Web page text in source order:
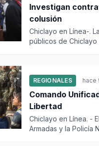
Investigan
colusión
Chiclayo en Línea-.
públicos de Chiclayo
REGIONALES hace
Comando
Libertad
Chiclayo en Línea. -
Armadas y la Policía